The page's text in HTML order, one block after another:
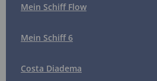
Mein Schiff Flow
Mein Schiff 6
Costa Diadema